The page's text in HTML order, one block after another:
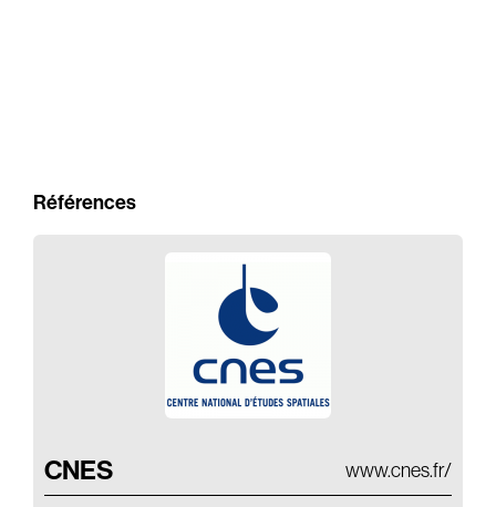
Références
www.cnes.fr/
CNES